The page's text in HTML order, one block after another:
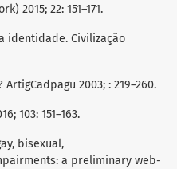
2015; 22: 151–171.
identidade. Civilização
2003; : 219–260.
103: 151–163.
bisexual,
a preliminary web-